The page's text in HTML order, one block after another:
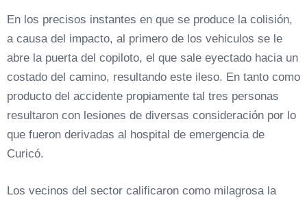
En los precisos instantes en que se produce la colisión,
a causa del impacto, al primero de los vehiculos se le
abre la puerta del copiloto, el que sale eyectado hacia un
costado del camino, resultando este ileso. En tanto como
producto del accidente propiamente tal tres personas
resultaron con lesiones de diversas consideración por lo
que fueron derivadas al hospital de emergencia de
Curicó.
Los vecinos del sector calificaron como milagrosa la